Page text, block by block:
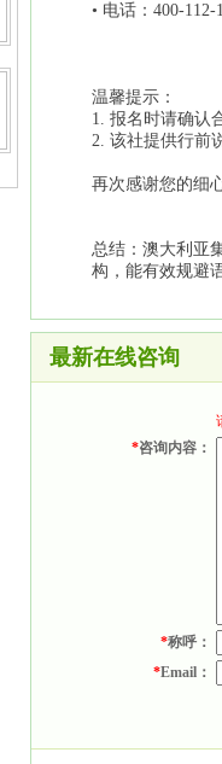
• 电话：400-112-
温馨提示：
1. 报名时请确认
2. 该社提供行前
再次感谢您的细
总结：澳大利亚
构，能有效规避
最新在线咨询
*咨询内容：
*称呼：
*Email：